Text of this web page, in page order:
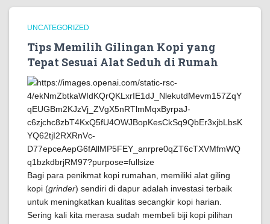
UNCATEGORIZED
Tips Memilih Gilingan Kopi yang
Tepat Sesuai Alat Seduh di Rumah
Bagi para penikmat kopi rumahan, memiliki alat giling
kopi (grinder) sendiri di dapur adalah investasi terbaik
untuk meningkatkan kualitas secangkir kopi harian.
Sering kali kita merasa sudah membeli biji kopi pilihan